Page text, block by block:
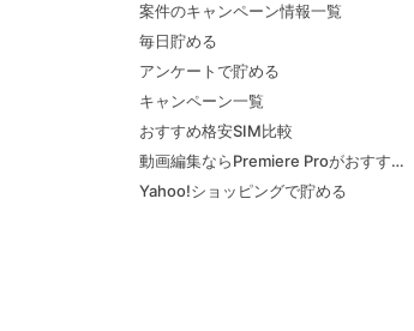
案件のキャンペーン情報一覧
毎日貯める
アンケートで貯める
キャンペーン一覧
おすすめ格安SIM比較
動画編集ならPremiere Proがおすすめ！
Yahoo!ショッピングで貯める